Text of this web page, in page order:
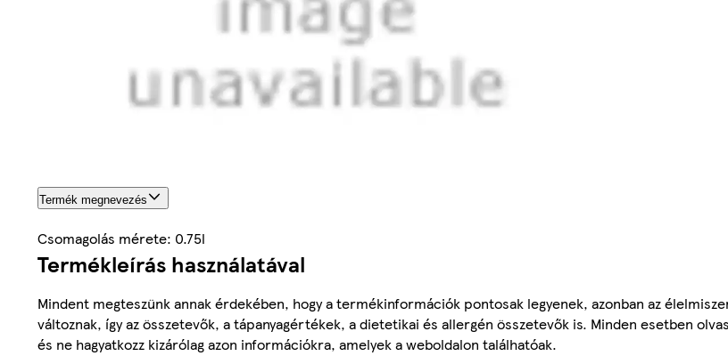
Termék megnevezés
Csomagolás mérete: 0.75l
Termékleírás használatával
Mindent megteszünk annak érdekében, hogy a termékinformációk pontosak legyenek, azonban az
változnak, így az összetevők, a tápanyagértékek, a dietetikai és allergén összetevők is. Minden esetben
és ne hagyatkozz kizárólag azon információkra, amelyek a weboldalon találhatóak.